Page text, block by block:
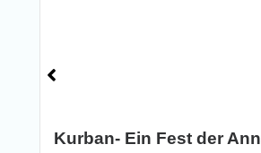
Kurban- Ein Fest der